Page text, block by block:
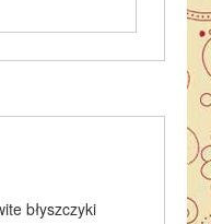
błyszczyki